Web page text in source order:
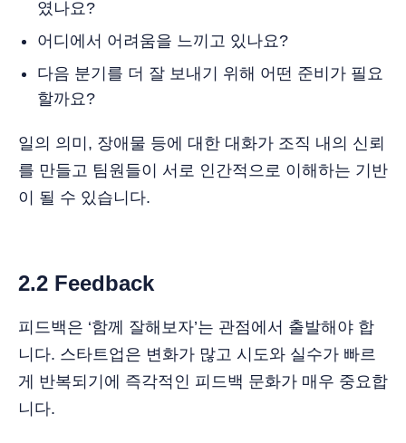
였나요?
어디에서 어려움을 느끼고 있나요?
다음 분기를 더 잘 보내기 위해 어떤 준비가 필요
할까요?
일의 의미, 장애물 등에 대한 대화가 조직 내의 신뢰
를 만들고 팀원들이 서로 인간적으로 이해하는 기반
이 될 수 있습니다.
2.2 Feedback
피드백은 ‘함께 잘해보자’는 관점에서 출발해야 합
니다. 스타트업은 변화가 많고 시도와 실수가 빠르
게 반복되기에 즉각적인 피드백 문화가 매우 중요합
니다.